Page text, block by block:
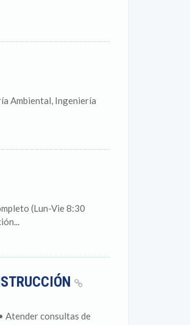
Ambiental, Ingeniería
(Lun-Vie 8:30
Atender consultas de